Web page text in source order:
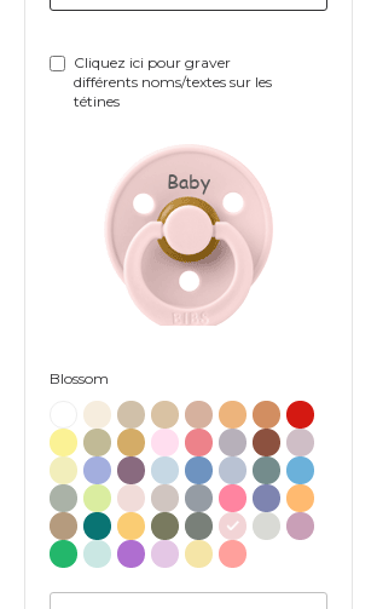
Cliquez ici pour graver
différents noms/textes sur les
tétines
Baby
Blossom